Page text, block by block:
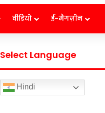
वीडियो ई-मैगज़ीन
Select Language
Hindi